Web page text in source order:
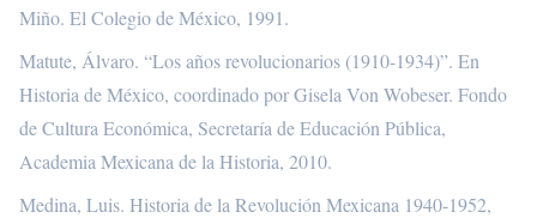
Miño. El Colegio de México, 1991.
Matute, Álvaro. “Los años revolucionarios (1910-1934)”. En
Historia de México, coordinado por Gisela Von Wobeser. Fondo
de Cultura Económica, Secretaría de Educación Pública,
Academia Mexicana de la Historia, 2010.
Medina, Luis. Historia de la Revolución Mexicana 1940-1952,